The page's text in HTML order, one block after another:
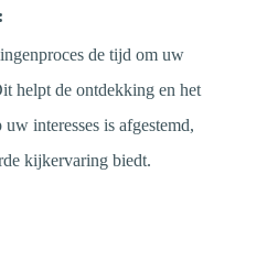
de tijd om uw
helpt de ontdekking en het
interesses is afgestemd,
kijkervaring biedt.